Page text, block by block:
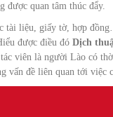
được quan tâm thúc đẩy.
tài liệu, giấy tờ, hợp
được điều đó Dịch
tác viên là người Lào có
vấn đề liên quan tới việc